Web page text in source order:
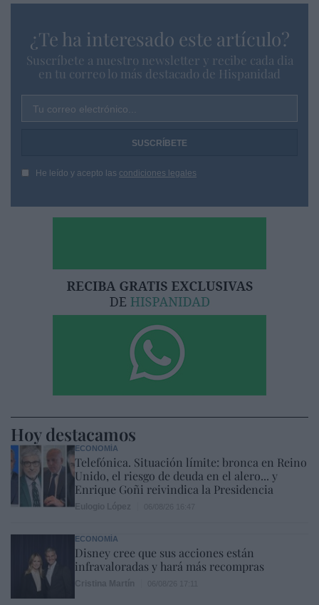
¿Te ha interesado este artículo?
Suscríbete a nuestro newsletter y recibe cada dia
en tu correo lo más destacado de Hispanidad
Tu correo electrónico...
He leído y acepto las condiciones legales
Hoy destacamos
ECONOMÍA
Telefónica. Situación límite: bronca en Reino
Unido, el riesgo de deuda en el alero... y
Enrique Goñi reivindica la Presidencia
ECONOMÍA
Disney cree que sus acciones están
infravaloradas y hará más recompras